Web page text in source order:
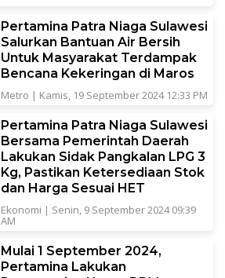
Pertamina Patra Niaga Sulawesi
Salurkan Bantuan Air Bersih
Untuk Masyarakat Terdampak
Bencana Kekeringan di Maros
Metro | Kamis, 19 September 2024 12:33 PM
Pertamina Patra Niaga Sulawesi
Bersama Pemerintah Daerah
Lakukan Sidak Pangkalan LPG 3
Kg, Pastikan Ketersediaan Stok
dan Harga Sesuai HET
Ekonomi | Senin, 9 September 2024 09:39
AM
Mulai 1 September 2024,
Pertamina Lakukan